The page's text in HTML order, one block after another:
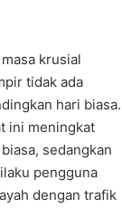
krusial
tidak ada
hari biasa.
ini meningkat
sedangkan
pengguna
dengan trafik